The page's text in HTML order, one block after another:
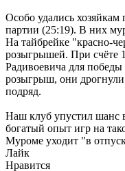
Особо удались хозяйкам
партии (25:19). В них
На тайбрейке "красно-
розыгрышей. При счёте
Радивоевича для
розыгрыш, они
подряд.
Наш клуб упустил шанс
богатый опыт игр на
Муроме уходит "в
Лайк
Нравится